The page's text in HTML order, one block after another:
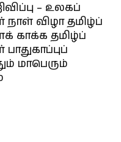
– உலகப்
நாள் விழா தமிழ்ப்
காக்க தமிழ்ப்
மாபெரும்